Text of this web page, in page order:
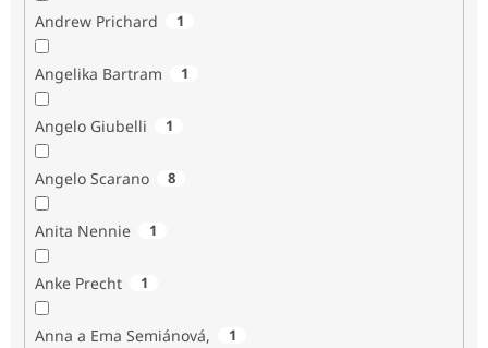
Andrew Prichard 1
Angelika Bartram 1
Angelo Giubelli 1
Angelo Scarano 8
Anita Nennie 1
Anke Precht 1
Anna a Ema Semiánová, 1